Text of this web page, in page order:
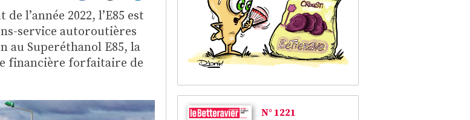
devant le Parlement Vidéos
Contact
l’année 2022, l’E85 est
service autoroutières
au Superéthanol E85, la
financière forfaitaire de
N° 1221